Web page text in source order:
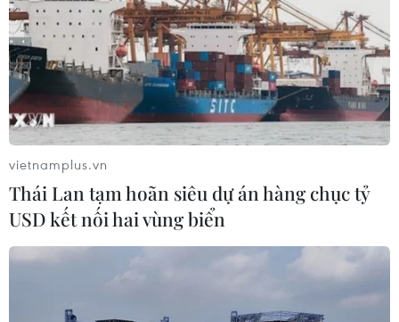
tra kinh tế trên toàn quốc
từ 5/1/2026
Mục đích của Tổng điều tra kinh
tế năm 2026 là thu thập thông tin
về các đơn vị sản xuất kinh doanh
nhằm phục vụ việc đánh giá thực
trạng và xu hướng phát triển kinh
tế-xã hội của đất nước
vietnamplus.vn
Thái Lan tạm hoãn siêu dự án hàng chục tỷ
USD kết nối hai vùng biển